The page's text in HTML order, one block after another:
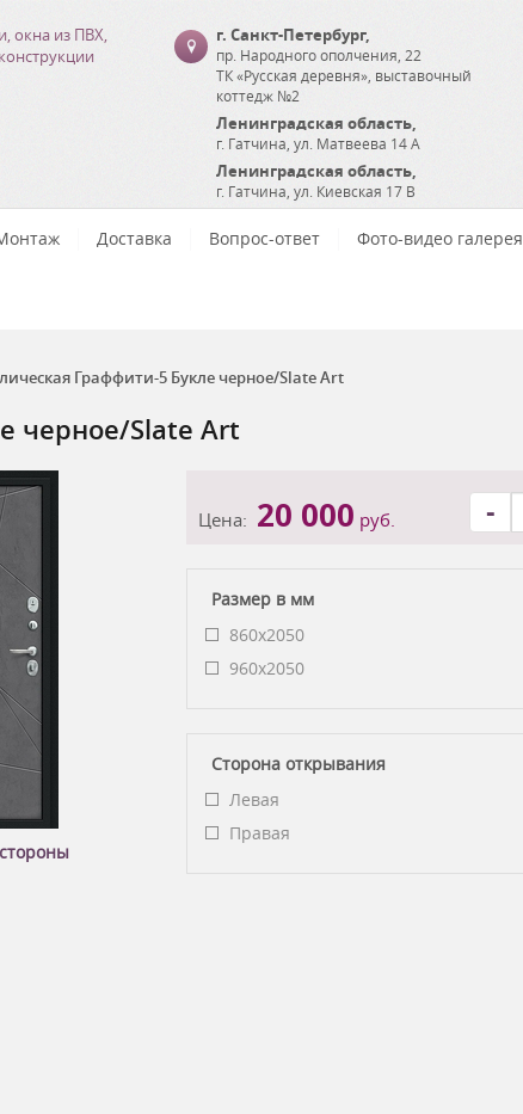
окна из ПВХ,
г. Санкт-Петербург,
пр. Народного ополчения, 22
ТК «Русская деревня», выставочный
коттедж №2
Ленинградская область,
г. Гатчина ул. Матвеева 14 А
Ленинградская область,
г. Гатчина ул. Киевская 17 В
Доставка Вопрос-ответ Фото-видео галерея
Граффити-5 Букле черное/Slate Art
черное/Slate Art
Цена: 20 000 руб. -
Размер в мм
860x2050
960x2050
Сторона открывания
Левая
Правая